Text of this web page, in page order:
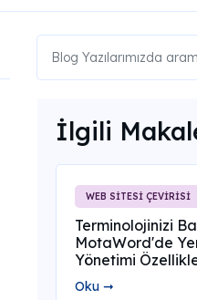
İlgili
WEB SİTESİ ÇEVİRİSİ
Terminolojinizi
MotaWord'de
Yönetimi
Oku ➞